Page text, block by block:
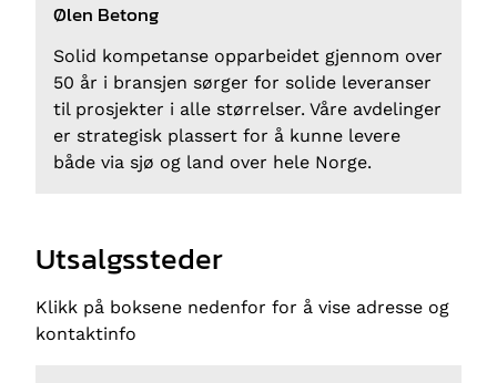
Ølen Betong
Solid kompetanse opparbeidet gjennom over
50 år i bransjen sørger for solide leveranser
til prosjekter i alle størrelser. Våre avdelinger
er strategisk plassert for å kunne levere
både via sjø og land over hele Norge.
Utsalgssteder
Klikk på boksene nedenfor for å vise adresse og
kontaktinfo